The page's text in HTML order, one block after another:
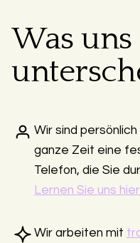
Was uns
Wir sind
ganze Zeit eine
Telefon, die Sie
Lernen Sie uns
Wir arbeiten mit